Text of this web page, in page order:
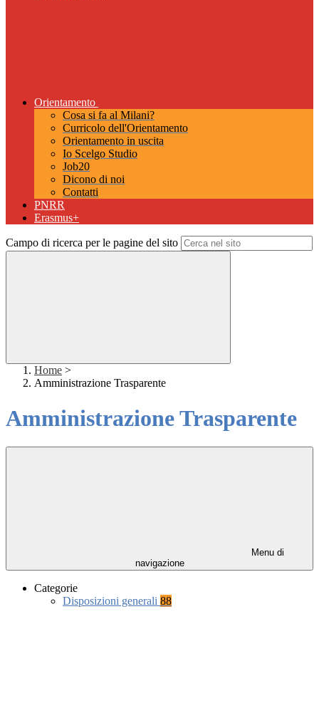
Orientamento
Cosa si fa al Milani?
Curricolo dell'Orientamento
Orientamento in uscita
Io Scelgo Studio
Job20
Dicono di noi
Contatti
PNRR
Erasmus+
Campo di ricerca per le pagine del sito
Home >
Amministrazione Trasparente
Amministrazione Trasparente
Menu di
navigazione
Categorie
Disposizioni generali 88